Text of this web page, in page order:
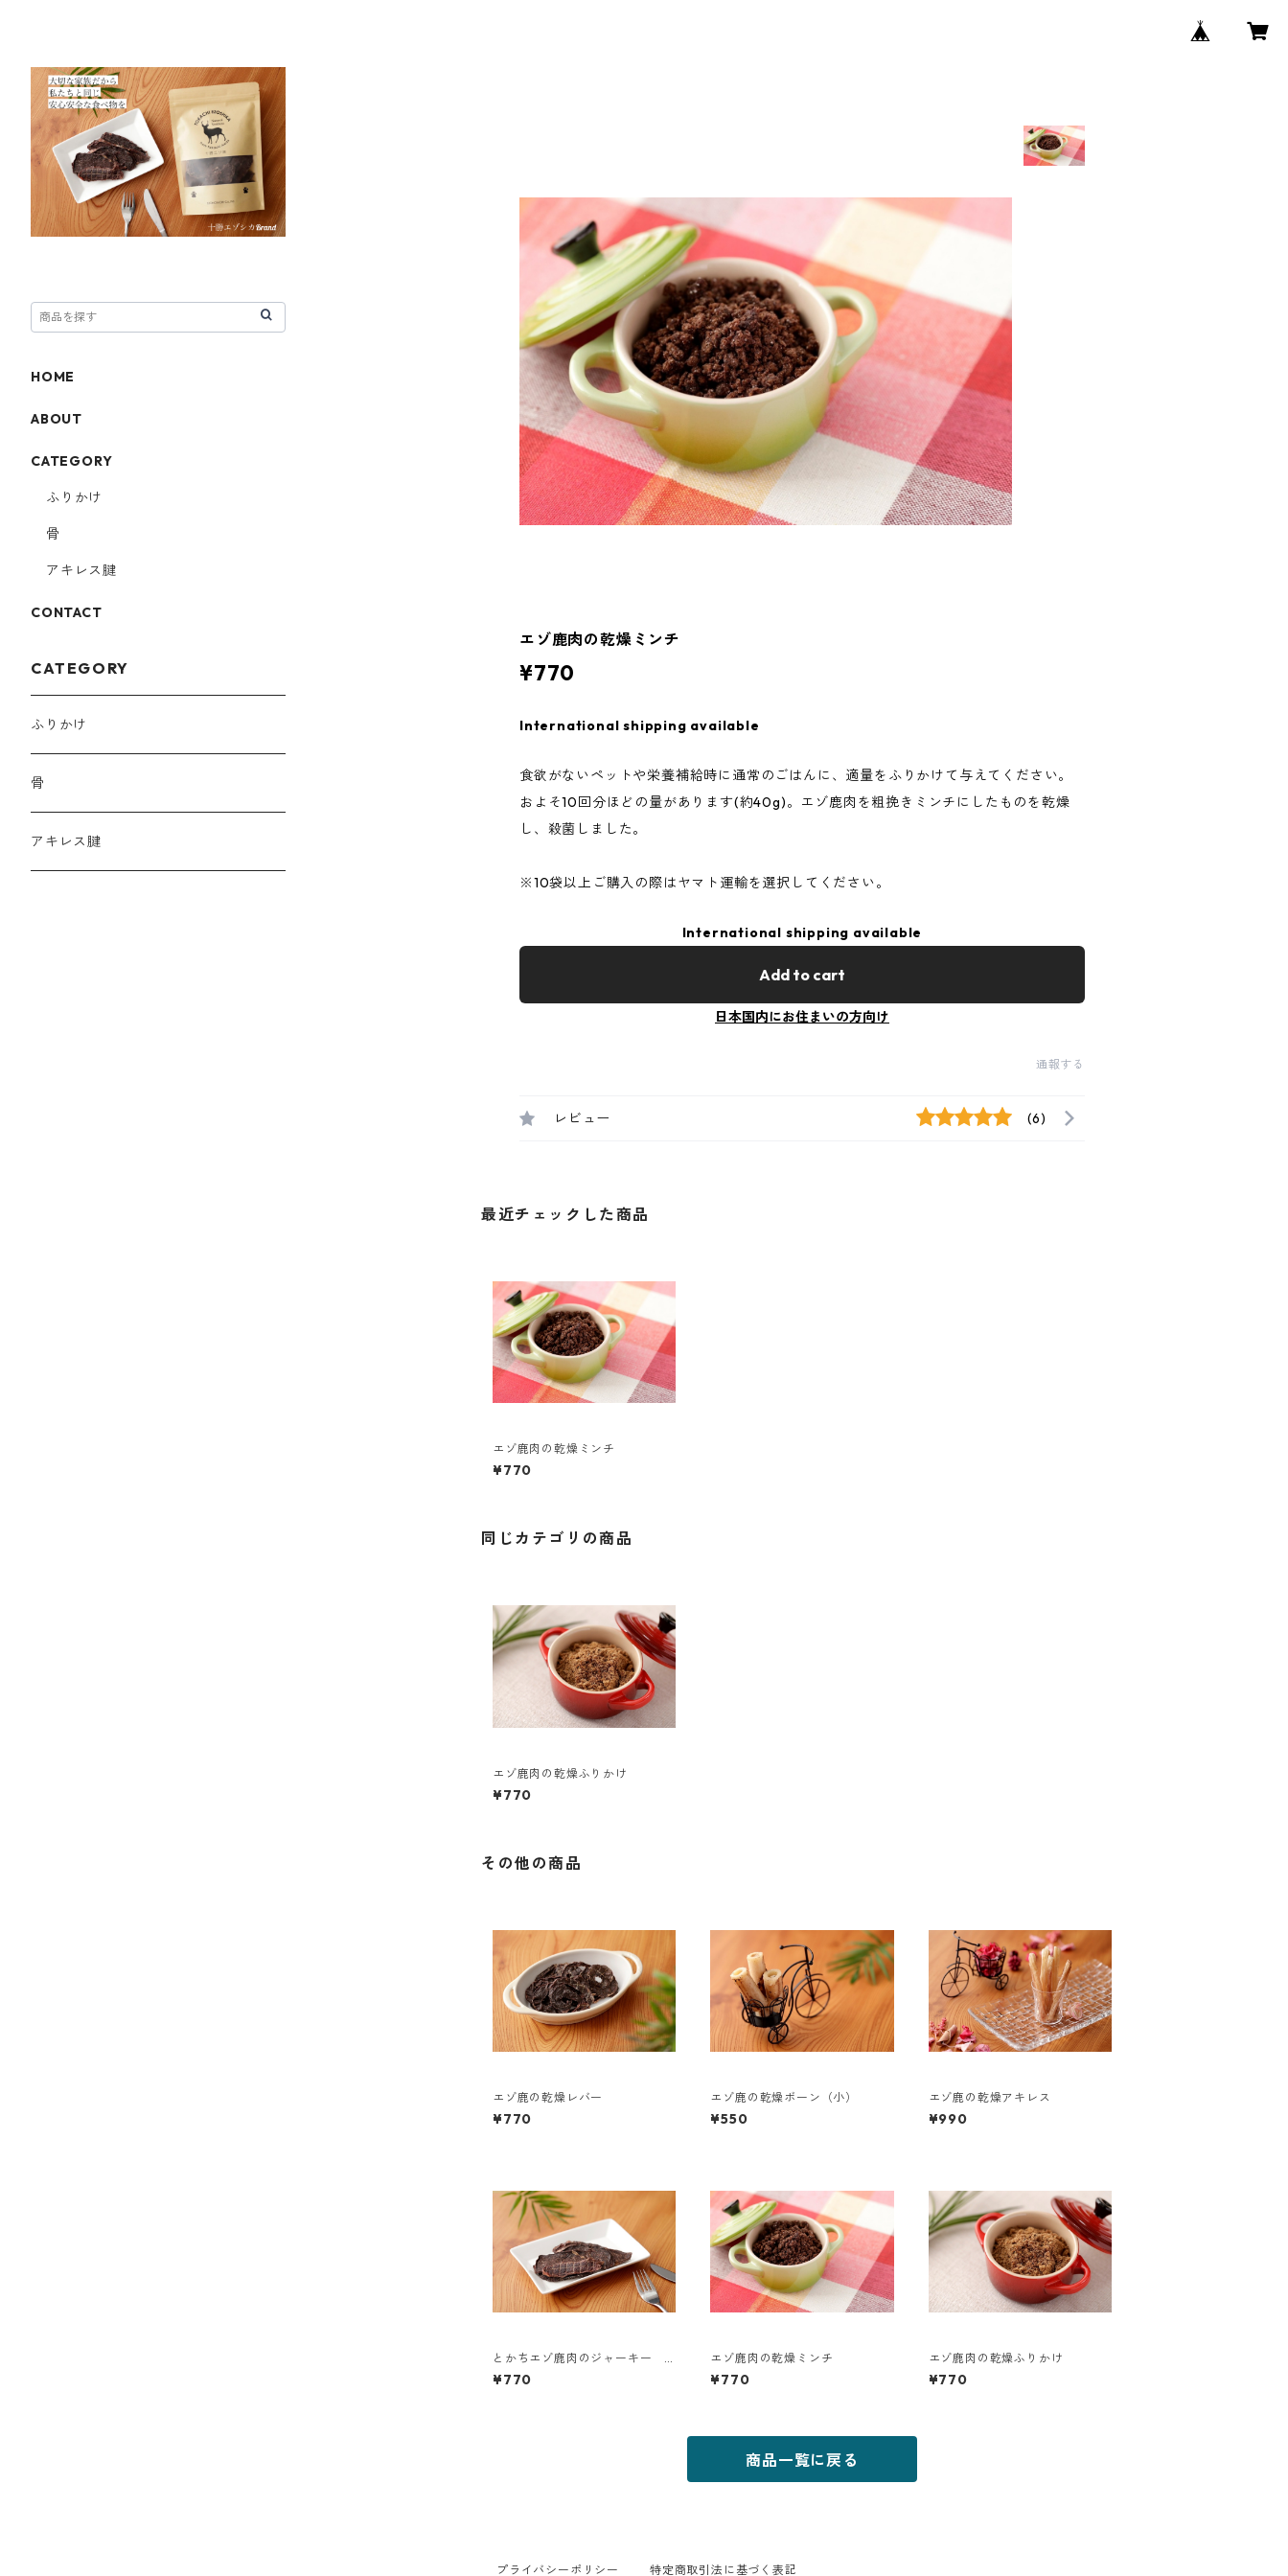
エゾ鹿肉の乾燥ミンチ
¥770
International shipping available
食欲がないペットや栄養補給時に通常のごはんに、適量をふりかけて与えてください。
およそ10回分ほどの量があります(約40g)。エゾ鹿肉を粗挽きミンチにしたものを乾燥
し、殺菌しました。
※10袋以上ご購入の際はヤマト運輸を選択してください。
International shipping available
Add to cart
日本国内にお住まいの方向け
通報する
レビュー (6)
最近チェックした商品
エゾ鹿肉の乾燥ミンチ
¥770
同じカテゴリの商品
エゾ鹿肉の乾燥ふりかけ
¥770
その他の商品
エゾ鹿の乾燥レバー
¥770
エゾ鹿の乾燥ボーン（小）
¥550
エゾ鹿の乾燥アキレス
¥990
とかちエゾ鹿肉のジャーキー 4
0g
¥770
エゾ鹿肉の乾燥ミンチ
¥770
エゾ鹿肉の乾燥ふりかけ
¥770
商品一覧に戻る
HOME
ABOUT
CATEGORY
ふりかけ
骨
アキレス腱
CONTACT
CATEGORY
ふりかけ
骨
アキレス腱
プライバシーポリシー 特定商取引法に基づく表記